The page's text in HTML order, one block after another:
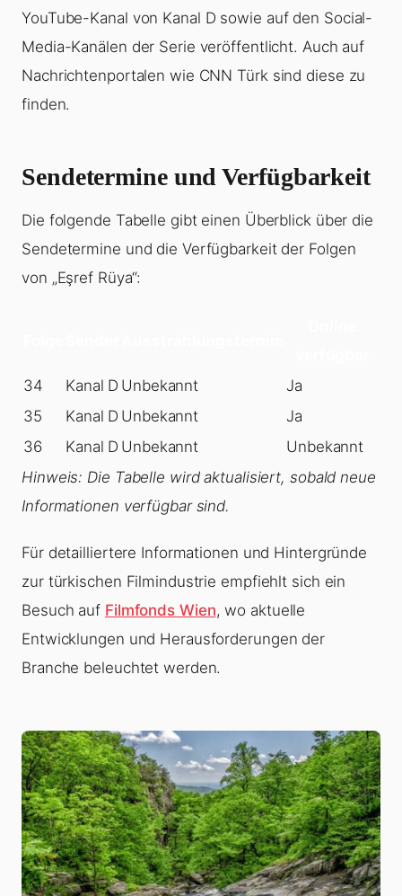
YouTube-Kanal von Kanal D sowie auf den Social-
Media-Kanälen der Serie veröffentlicht. Auch auf
Nachrichtenportalen wie CNN Türk sind diese zu
finden.
Sendetermine und Verfügbarkeit
Die folgende Tabelle gibt einen Überblick über die
Sendetermine und die Verfügbarkeit der Folgen
von „Eşref Rüya“:
34
Kanal D Unbekannt
Ja
35
Kanal D Unbekannt
Ja
36
Kanal D Unbekannt
Unbekannt
Hinweis: Die Tabelle wird aktualisiert, sobald neue
Informationen verfügbar sind.
Für detailliertere Informationen und Hintergründe
zur türkischen Filmindustrie empfiehlt sich ein
Besuch auf Filmfonds Wien, wo aktuelle
Entwicklungen und Herausforderungen der
Branche beleuchtet werden.